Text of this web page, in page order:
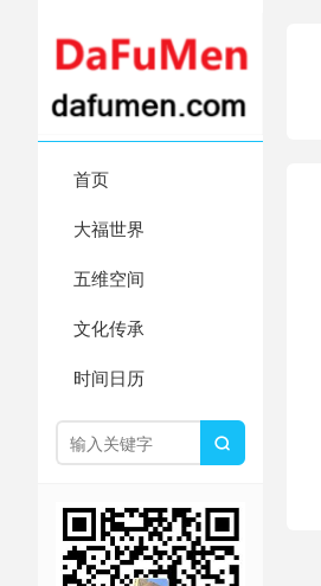
首页
大福世界
五维空间
文化传承
时间日历
